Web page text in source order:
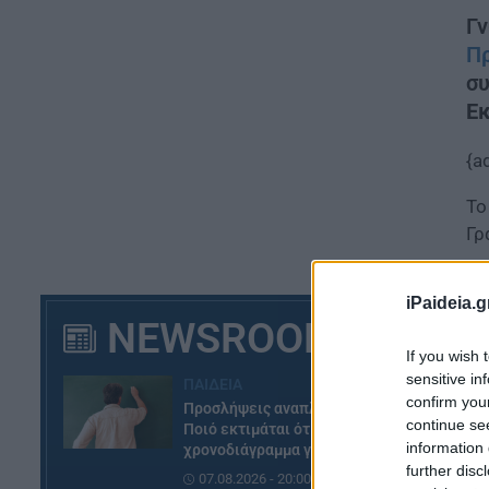
If you wish
sensitive
confirm
continue
information
further
NEWSROOM
Προσλήψεις αναπληρωτών:
Ποιό εκτιμάται ότι θα είναι το
χρονοδιάγραμμα για φέτος
07.08.2026 - 20:00